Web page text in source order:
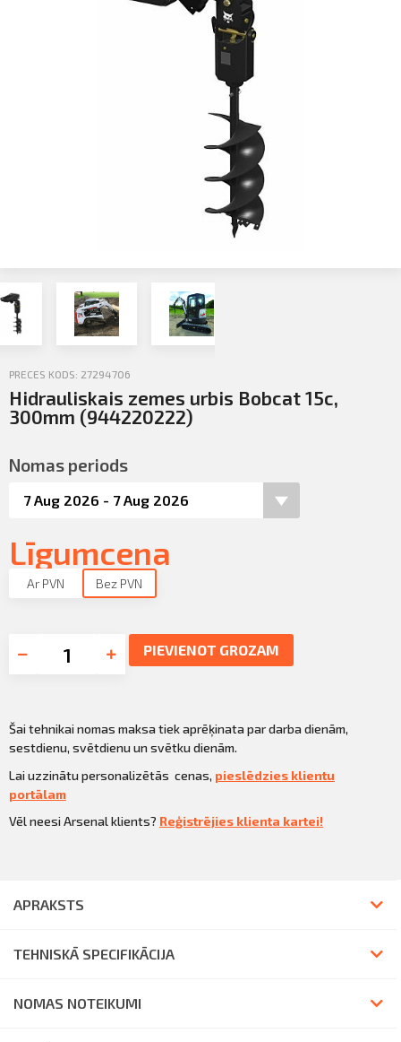
PRECES KODS: 27294706
Hidrauliskais zemes urbis Bobcat 15c,
300mm (944220222)
Nomas periods
Līgumcena
Ar PVN Bez PVN
PIEVIENOT GROZAM
Šai tehnikai nomas maksa tiek aprēķinata par darba dienām,
sestdienu, svētdienu un svētku dienām.
Lai uzzinātu personalizētās cenas, pieslēdzies klientu
portālam
Vēl neesi Arsenal klients? Reģistrējies klienta kartei!
APRAKSTS
TEHNISKĀ SPECIFIKĀCIJA
NOMAS NOTEIKUMI